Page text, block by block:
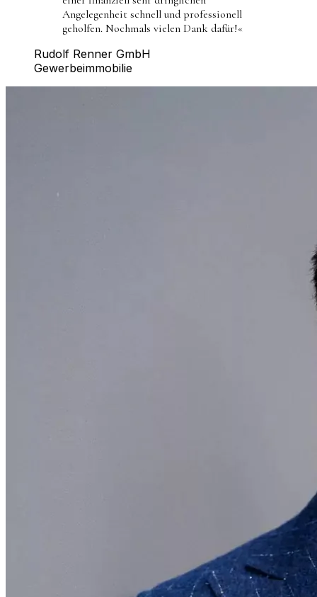
Angelegenheit schnell und professionell
geholfen. Nochmals vielen Dank dafür!«
Rudolf Renner GmbH
Gewerbeimmobilie